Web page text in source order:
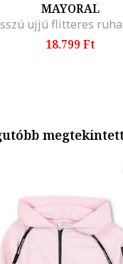
MAYORAL
18.799 Ft